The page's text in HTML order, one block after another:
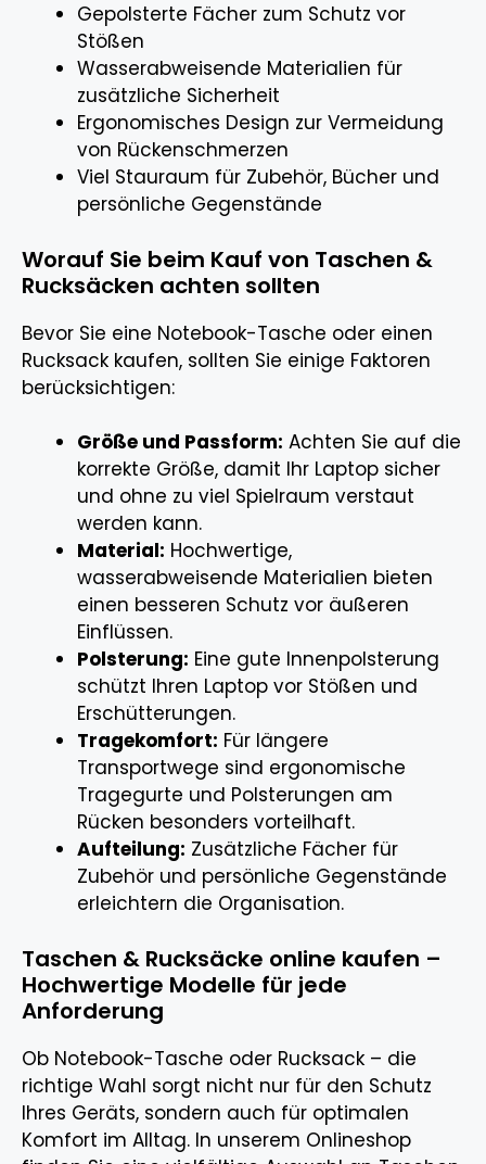
Gepolsterte Fächer zum Schutz vor
Stößen
Wasserabweisende Materialien für
zusätzliche Sicherheit
Ergonomisches Design zur Vermeidung
von Rückenschmerzen
Viel Stauraum für Zubehör, Bücher und
persönliche Gegenstände
Worauf Sie beim Kauf von Taschen &
Rucksäcken achten sollten
Bevor Sie eine Notebook-Tasche oder einen
Rucksack kaufen, sollten Sie einige Faktoren
berücksichtigen:
Größe und Passform: Achten Sie auf die
korrekte Größe, damit Ihr Laptop sicher
und ohne zu viel Spielraum verstaut
werden kann.
Material: Hochwertige,
wasserabweisende Materialien bieten
einen besseren Schutz vor äußeren
Einflüssen.
Polsterung: Eine gute Innenpolsterung
schützt Ihren Laptop vor Stößen und
Erschütterungen.
Tragekomfort: Für längere
Transportwege sind ergonomische
Tragegurte und Polsterungen am
Rücken besonders vorteilhaft.
Aufteilung: Zusätzliche Fächer für
Zubehör und persönliche Gegenstände
erleichtern die Organisation.
Taschen & Rucksäcke online kaufen –
Hochwertige Modelle für jede
Anforderung
Ob Notebook-Tasche oder Rucksack – die
richtige Wahl sorgt nicht nur für den Schutz
Ihres Geräts, sondern auch für optimalen
Komfort im Alltag. In unserem Onlineshop
Produkt zum
Warenkorb
hinzugefügt.
0 Artikel -0,00€
ZUR KASSE